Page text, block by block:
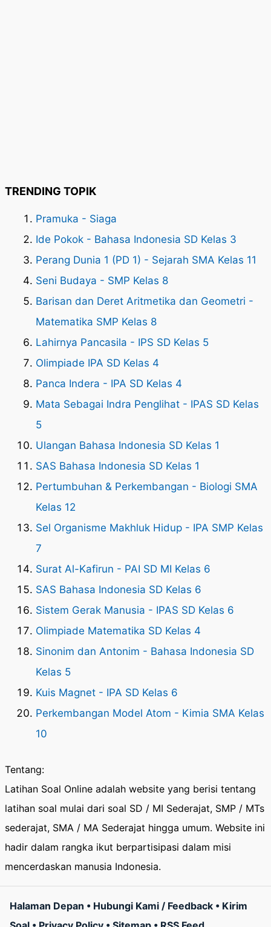
TRENDING TOPIK
Pramuka - Siaga
Ide Pokok - Bahasa Indonesia SD Kelas 3
Perang Dunia 1 (PD 1) - Sejarah SMA Kelas 11
Seni Budaya - SMP Kelas 8
Barisan dan Deret Aritmetika dan Geometri -
Matematika SMP Kelas 8
Lahirnya Pancasila - IPS SD Kelas 5
Olimpiade IPA SD Kelas 4
Panca Indera - IPA SD Kelas 4
Mata Sebagai Indra Penglihat - IPAS SD Kelas
5
Ulangan Bahasa Indonesia SD Kelas 1
SAS Bahasa Indonesia SD Kelas 1
Pertumbuhan & Perkembangan - Biologi SMA
Kelas 12
Sel Organisme Makhluk Hidup - IPA SMP Kelas
7
Surat Al-Kafirun - PAI SD MI Kelas 6
SAS Bahasa Indonesia SD Kelas 6
Sistem Gerak Manusia - IPAS SD Kelas 6
Olimpiade Matematika SD Kelas 4
Sinonim dan Antonim - Bahasa Indonesia SD
Kelas 5
Kuis Magnet - IPA SD Kelas 6
Perkembangan Model Atom - Kimia SMA Kelas
10
Tentang:
Latihan Soal Online adalah website yang berisi tentang
latihan soal mulai dari soal SD / MI Sederajat, SMP / MTs
sederajat, SMA / MA Sederajat hingga umum. Website ini
hadir dalam rangka ikut berpartisipasi dalam misi
mencerdaskan manusia Indonesia.
Halaman Depan • Hubungi Kami / Feedback • Kirim